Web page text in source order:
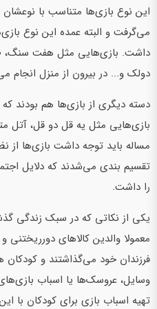
این نوع بازی‌ها متناسب با
می‌گرفت و البته عمده این نوع
داشت. بازی‌هایی مثل هفت سنگ،
دولک و... در بیرون از منزل انجام
دسته دیگری از بازی‌ها هم بودند
بازی‌هایی مثل یه قل دو قل، آتل
مساله باید توجه داشت بازی‌ها از
تقسیم بندی می‌شدند که دلایل
را داشت.
یکی از نکاتی که در سبک زندگی
معمولا والدین کالاهای دورریختنی
فرزندان خود می‌گذاشتند و کودکان
وسایل، عروسک‌ها یا اسباب بازی‌های
تهیه اسباب بازی برای کودکان با